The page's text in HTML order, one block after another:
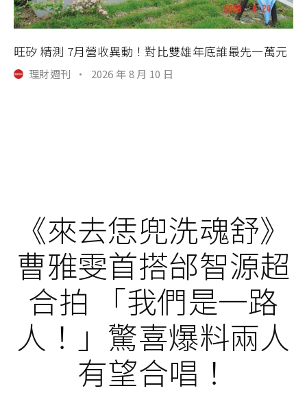
旺矽 精測 7月營收異動！對比雙雄年底誰最先一萬元
理財週刊 · 2026 年 8 月 10 日
《來去恁兜洗魂舒》
曹雅雯首搭邰智源超
合拍 「我們是一路
人！」驚喜爆料兩人
有望合唱！